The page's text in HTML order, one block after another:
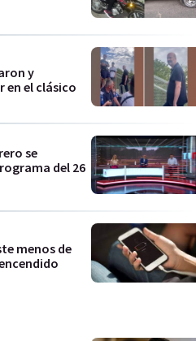
y
en el clásico
se
del 26
menos de